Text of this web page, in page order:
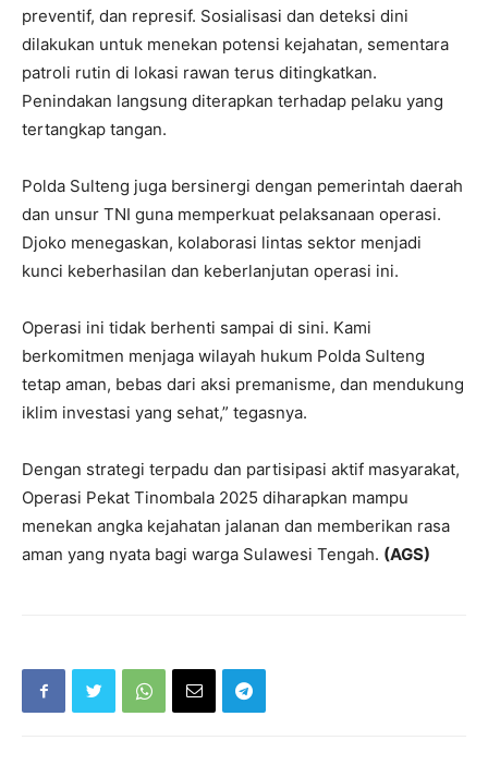
preventif, dan represif. Sosialisasi dan deteksi dini
dilakukan untuk menekan potensi kejahatan, sementara
patroli rutin di lokasi rawan terus ditingkatkan.
Penindakan langsung diterapkan terhadap pelaku yang
tertangkap tangan.
Polda Sulteng juga bersinergi dengan pemerintah daerah
dan unsur TNI guna memperkuat pelaksanaan operasi.
Djoko menegaskan, kolaborasi lintas sektor menjadi
kunci keberhasilan dan keberlanjutan operasi ini.
Operasi ini tidak berhenti sampai di sini. Kami
berkomitmen menjaga wilayah hukum Polda Sulteng
tetap aman, bebas dari aksi premanisme, dan mendukung
iklim investasi yang sehat,” tegasnya.
Dengan strategi terpadu dan partisipasi aktif masyarakat,
Operasi Pekat Tinombala 2025 diharapkan mampu
menekan angka kejahatan jalanan dan memberikan rasa
aman yang nyata bagi warga Sulawesi Tengah. (AGS)